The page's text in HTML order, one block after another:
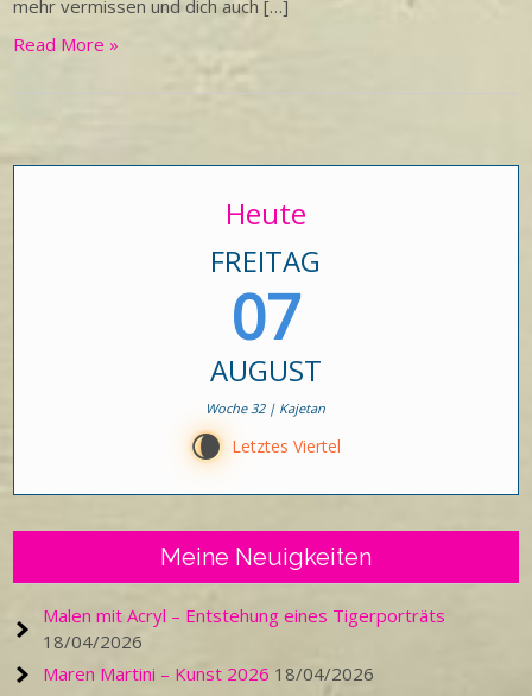
mehr vermissen und dich auch […]
Read More »
Heute
FREITAG
07
AUGUST
Woche 32 | Kajetan
V Letztes Viertel
Meine Neuigkeiten
Malen mit Acryl – Entstehung eines Tigerporträts
18/04/2026
Maren Martini – Kunst 2026 18/04/2026